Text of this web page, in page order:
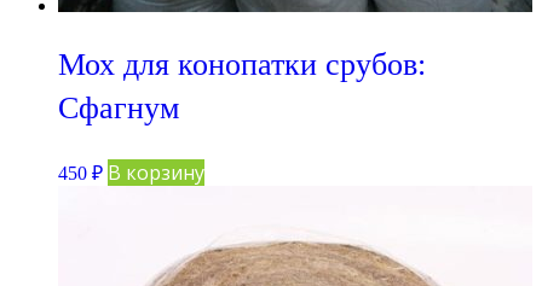
Мох для конопатки срубов:
Сфагнум
450 ₽ В корзину